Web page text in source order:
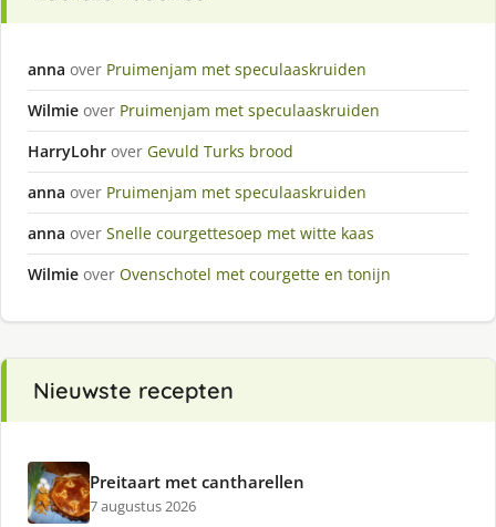
anna over Pruimenjam met speculaaskruiden
Wilmie over Pruimenjam met speculaaskruiden
HarryLohr over Gevuld Turks brood
anna over Pruimenjam met speculaaskruiden
anna over Snelle courgettesoep met witte kaas
Wilmie over Ovenschotel met courgette en tonijn
Nieuwste recepten
Preitaart met cantharellen
7 augustus 2026